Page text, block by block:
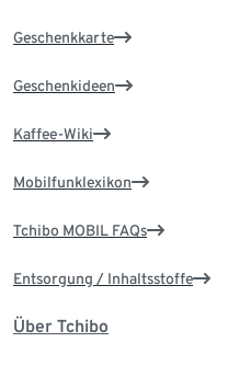
Geschenkkarte
Geschenkideen
Kaffee-Wiki
Mobilfunklexikon
Tchibo MOBIL FAQs
Entsorgung / Inhaltsstoffe
Über Tchibo